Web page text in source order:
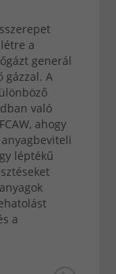
a
generál
gázzal. A
való
ahogy
léptékű
a